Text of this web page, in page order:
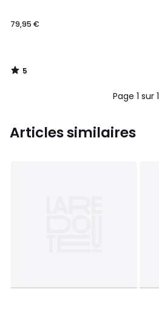
79,95 €
5
/
Page 1 sur 1
Articles similaires